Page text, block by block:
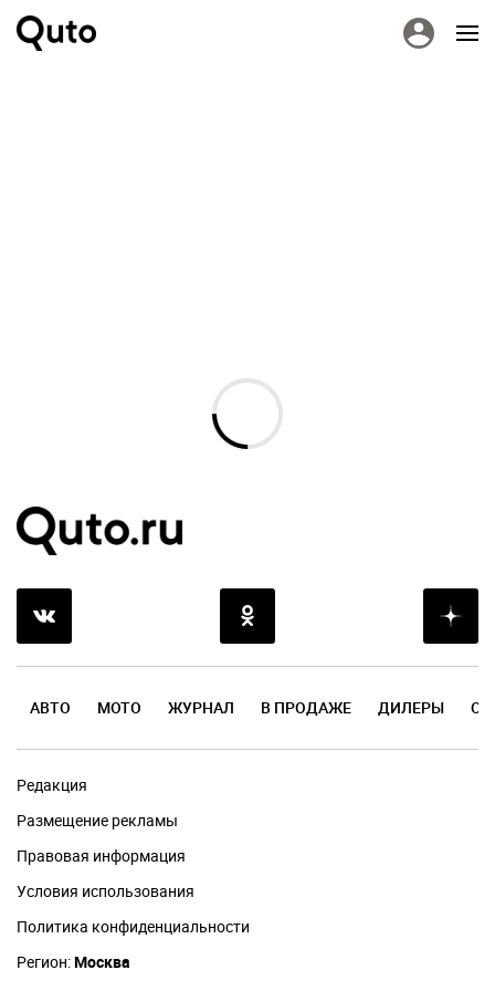
АВТО МОТО ЖУРНАЛ В ПРОДАЖЕ ДИЛЕРЫ
Редакция
Размещение рекламы
Правовая информация
Условия использования
Политика конфиденциальности
Регион:Москва